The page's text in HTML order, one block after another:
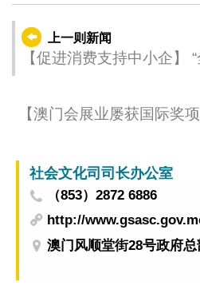
上一则新闻
【促进消费支持中小企】
【澳门会展业屡获国际奖
社会文化司司长办公室
（853）2872 6886
http://
澳门风顺堂街28号政府总